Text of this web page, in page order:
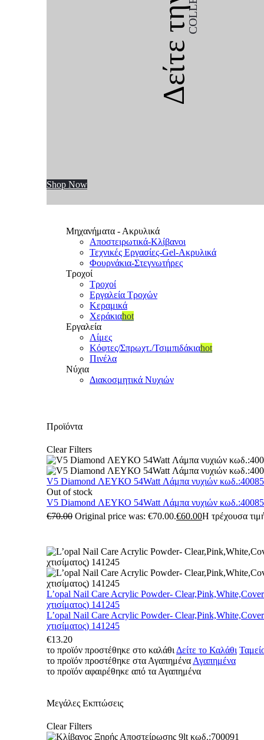
Δείτε την
Shop Now
Μηχανήματα - Ακρυλικά
Αποστειρωτικά-Κλίβανοι
Τεχνικές Εργασίες-Gel-Ακρυλικά
Φουρνάκια-Στεγνωτήρες
Τροχοί
Τροχοί
Εργαλεία Τροχών
Κεραμικά
Χεράκιαhot
Εργαλεία
Λίμες
Κόφτες/Σπρωχτ./Τσιμπιδάκιαhot
Πινέλα
Νύχια
Διακοσμητικά Νυχιών
Προϊόντα
Clear Filters
V5 Diamond ΛΕΥΚΟ 54Watt Λάμπα νυχιών
Out of stock
V5 Diamond ΛΕΥΚΟ 54Watt Λάμπα νυχιών
€70.00 Original price was: €70.00.€60.00Η τρέχουσα
L’opal Nail Care Acrylic Powder-
χτισίματος) 141245
L’opal Nail Care Acrylic Powder-
χτισίματος) 141245
€13.20
το προϊόν προστέθηκε στο καλάθι Δείτε το Καλάθι
το προϊόν προστέθηκε στα Αγαπημένα Αγαπημένα
το προϊόν αφαιρέθηκε από τα Αγαπημένα
Μεγάλες Εκπτώσεις
Clear Filters